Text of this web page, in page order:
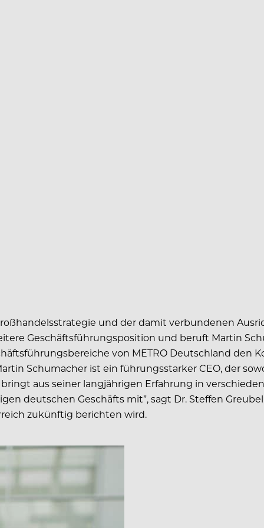
und der damit verbundenen
Geschäftsführungsposition und beruft Martin
von METRO Deutschland
Schumacher ist ein führungsstarker CEO, der
aus seiner langjährigen Erfahrung in
deutschen Geschäfts mit”, sagt Dr. Steffen
zukünftig berichten wird.